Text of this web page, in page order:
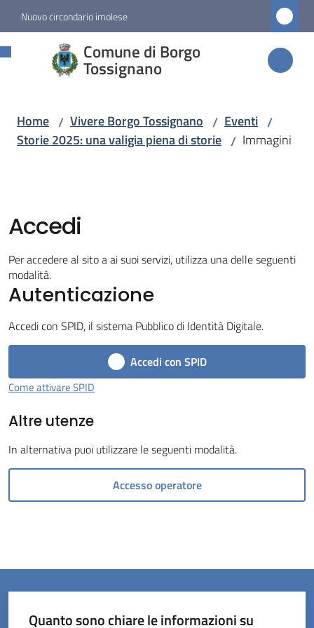
Vai al contenuto
Vai alla navigazione
Vai al footer
Nuovo circondario imolese
Comune di Borgo
Tossignano
Comune di
Borgo
Servizi
Vivere
Borgo
Menu selezionato
Servizi
line
Prenotazioni
Home / Vivere Borgo Tossignano / Eventi /
Storie 2025: una valigia piena di storie / Immagini
Accedi
Per accedere al sito a ai suoi servizi, utilizza una delle seguenti
modalità.
Autenticazione
Accedi con SPID, il sistema Pubblico di Identità Digitale.
Accedi con SPID
Come attivare SPID
Altre utenze
In alternativa puoi utilizzare le seguenti modalità.
Accesso operatore
Quanto sono chiare le informazioni su